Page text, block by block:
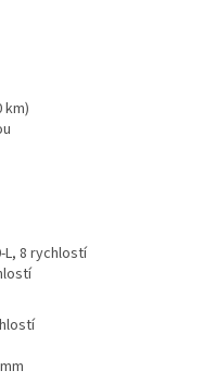
km)
L, 8 rychlostí